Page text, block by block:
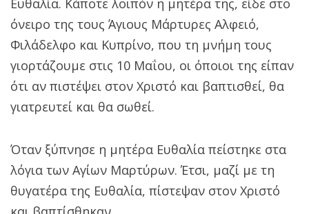
όνειρο της τους Άγιους Μάρτυρες Αλφειό,
Φιλάδελφο και Κυπρίνο, που τη μνήμη τους
γιορτάζουμε στις 10 Μαΐου, οι όποιοι της είπαν
ότι αν πιστέψει στον Χριστό και βαπτισθεί, θα
γιατρευτεί και θα σωθεί.
Όταν ξύπνησε η μητέρα Ευθαλία πείστηκε στα
λόγια των Αγίων Μαρτύρων. Έτσι, μαζί με τη
θυγατέρα της Ευθαλία, πίστεψαν στον Χριστό